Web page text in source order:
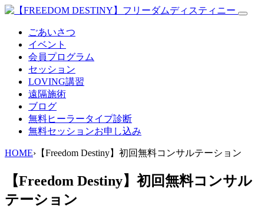
ごあいさつ
イベント
会員プログラム
セッション
LOVING講習
遠隔施術
ブログ
無料ヒーラータイプ診断
無料セッションお申し込み
HOME› 【Freedom Destiny】初回無料コンサルテーション
【Freedom Destiny】初回無料コンサル
テーション